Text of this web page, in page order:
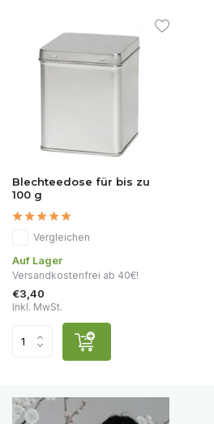
Blechteedose für bis zu
100 g
Vergleichen
Auf Lager
Versandkostenfrei ab 40€!
€3,40
Inkl. MwSt.